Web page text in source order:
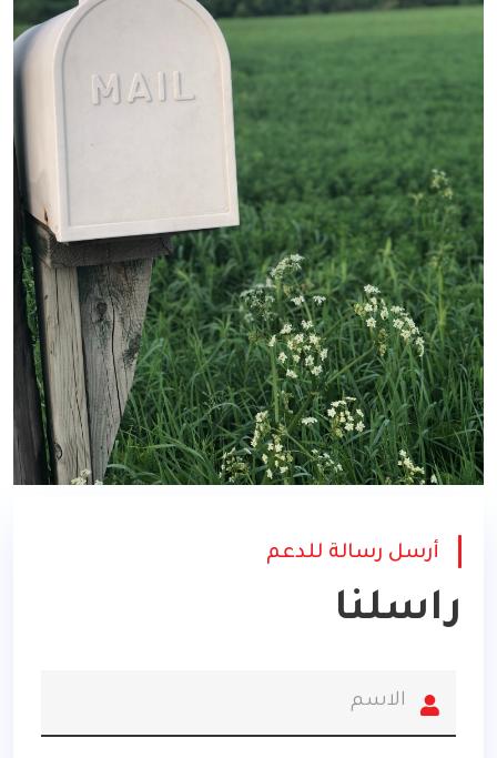
أرسل رسالة للدعم
راسلنا